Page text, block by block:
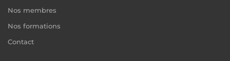
Nos membres
Nos formations
Contact